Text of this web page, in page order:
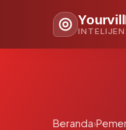
Beranda›